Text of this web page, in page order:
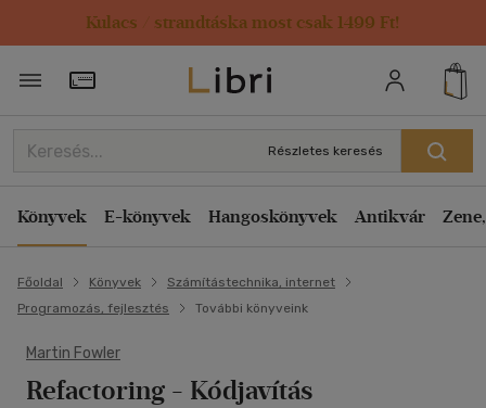
Kulacs / strandtáska most csak 1499 Ft!
Törzsvásárlói Kártya adatai
Részletes keresés
Könyvek E-könyvek Hangoskönyvek Antikvár
Főoldal Könyvek
Számítástechnika, internet
Programozás, fejlesztés
További könyveink
Martin Fowler
Refactoring - Kódjavítás